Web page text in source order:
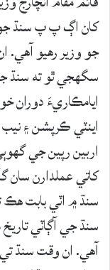
کان اڳ پ پ سنڌ جو
جو وزير رهيو
سگهجي ٿو ته سنڌ
ايامڪاريءَ دوران
اينٽي ڪرپشن ۽
اربين رپين جي
کاتي عملدارن سان
سنڌ ۾ اٽي بابت
سنڌ جي آڳاٽي
آهي. ان وقت سنڌ